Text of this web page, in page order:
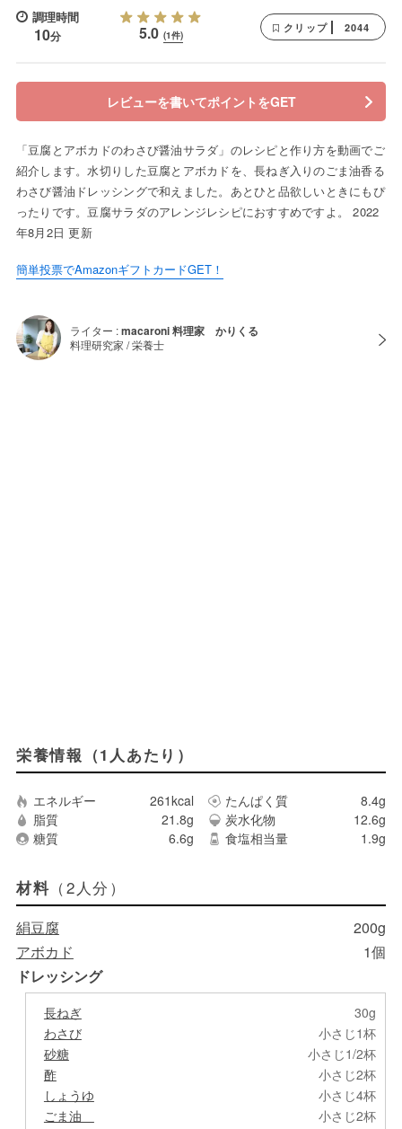
調理時間
10分 5.0 (1件)
クリップ 2044
レビューを書いてポイントをGET
「豆腐とアボカドのわさび醤油サラダ」のレシピと作り方を動画でご
紹介します。水切りした豆腐とアボカドを、長ねぎ入りのごま油香る
わさび醤油ドレッシングで和えました。あとひと品欲しいときにもぴ
ったりです。豆腐サラダのアレンジレシピにおすすめですよ。 2022
年8月2日 更新
簡単投票でAmazonギフトカードGET！
ライター :macaroni 料理家 かりくる
料理研究家 / 栄養士
栄養情報（1人あたり）
エネルギー 261kcal たんぱく質
8.4g
脂質
21.8g 炭水化物
12.6g
糖質
6.6g 食塩相当量 1.9g
材料 （2人分）
絹豆腐
200g
アボカド
1個
ドレッシング
長ねぎ
30g
わさび
小さじ1杯
砂糖
小さじ1/2杯
酢
小さじ2杯
しょうゆ
小さじ4杯
ごま油
小さじ2杯